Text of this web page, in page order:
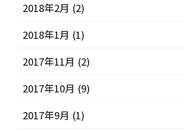
2018年2月 (2)
2018年1月 (1)
2017年11月 (2)
2017年10月 (9)
2017年9月 (1)